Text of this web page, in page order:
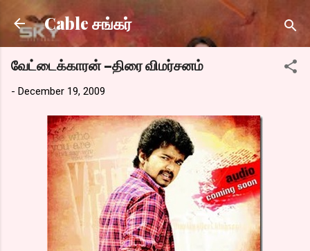
Skip to main content
Cable சங்கர்
வேட்டைக்காரன் –திரை விமர்சனம்
- December 19, 2009